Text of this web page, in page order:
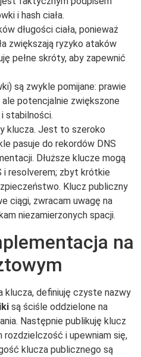
i hash ciała.
długości ciała, ponieważ
zwiększają ryzyko ataków
pełne skróty, aby zapewnić
są zwykle pomijane: prawie
potencjalnie zwiększone
stabilności.
klucza. Jest to szeroko
pasuje do rekordów DNS
Dłuższe klucze mogą
i resolverem; zbyt krótkie
Klucz publiczny
ciągi, zwracam uwagę na
niezamierzonych spacji.
na
klucza, definiuję czyste nazwy
są ściśle oddzielone na
Następnie publikuję klucz
rozdzielczość i upewniam się,
klucza publicznego są